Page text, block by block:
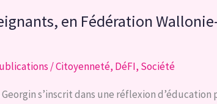
en Fédération
/Citoyenneté, DéFI, Société
s’inscrit dans une réflexion